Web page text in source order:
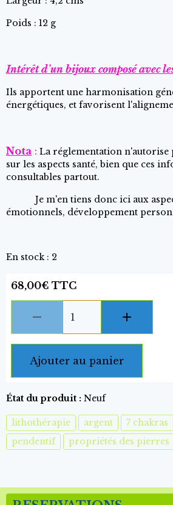
Poids : 12 g
Intérêt d'un bijoux composé avec
Ils apportent une harmonisation
énergétiques, et favorisent
Nota : La réglementation n'autorise
sur les aspects santé, bien que ces
consultables partout.
Je m'en tiens donc ici aux
émotionnels, développement
En stock : 2
68,00€ TTC
Ajouter au panier
État du produit : Neuf
lithothérapie argent 7 chakras
pendentif
propriétés des pierres